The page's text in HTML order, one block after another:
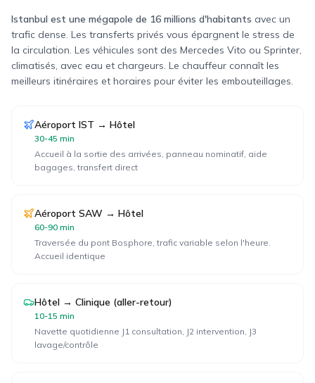
Istanbul est une mégapole de 16 millions d'habitants avec un
trafic dense. Les transferts privés vous épargnent le stress de
la circulation. Les véhicules sont des Mercedes Vito ou Sprinter,
climatisés, avec eau et chargeurs. Le chauffeur connaît les
meilleurs itinéraires et horaires pour éviter les embouteillages.
Aéroport IST → Hôtel
30-45 min
Accueil à la sortie des arrivées, panneau nominatif, aide
bagages, transfert direct
Aéroport SAW → Hôtel
60-90 min
Traversée du pont Bosphore, trafic variable selon l'heure.
Accueil identique
Hôtel → Clinique (aller-retour)
10-15 min
Navette quotidienne J1 consultation, J2 intervention, J3
lavage/contrôle